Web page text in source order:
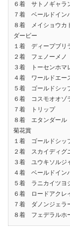
６着 サトノギャ
７着 ベールドイン
８着 メイショウカ
ダービー
１着 ディープブ
２着 フェノ
３着 トーセンホ
４着 ワールド
５着 ゴールドシッ
６着 コスモオオ
７着 トリッ
８着 エタンダ
菊花賞
１着 ゴールドシッ
２着 スカイディグ
３着 ユウキソル
４着 ベールドイン
５着 ラニカイツ
６着 ロードアクレ
７着 ダノンジェ
８着 フェデラルホ